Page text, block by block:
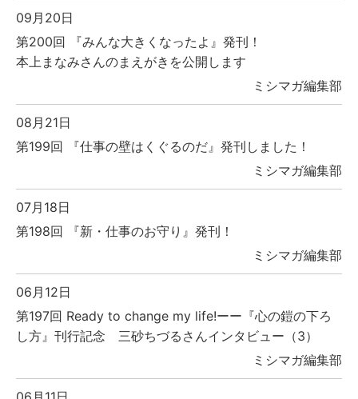
09月20日
第200回 『みんな大きくなったよ』発刊！
本上まなみさんのまえがきを公開します
ミシマガ編集部
08月21日
第199回 『仕事の壁はくぐるのだ』発刊しました！
ミシマガ編集部
07月18日
第198回 『新・仕事のお守り』発刊！
ミシマガ編集部
06月12日
第197回 Ready to change my life!ーー『心の鎧の下ろ
し方』刊行記念 三砂ちづるさんインタビュー（3）
ミシマガ編集部